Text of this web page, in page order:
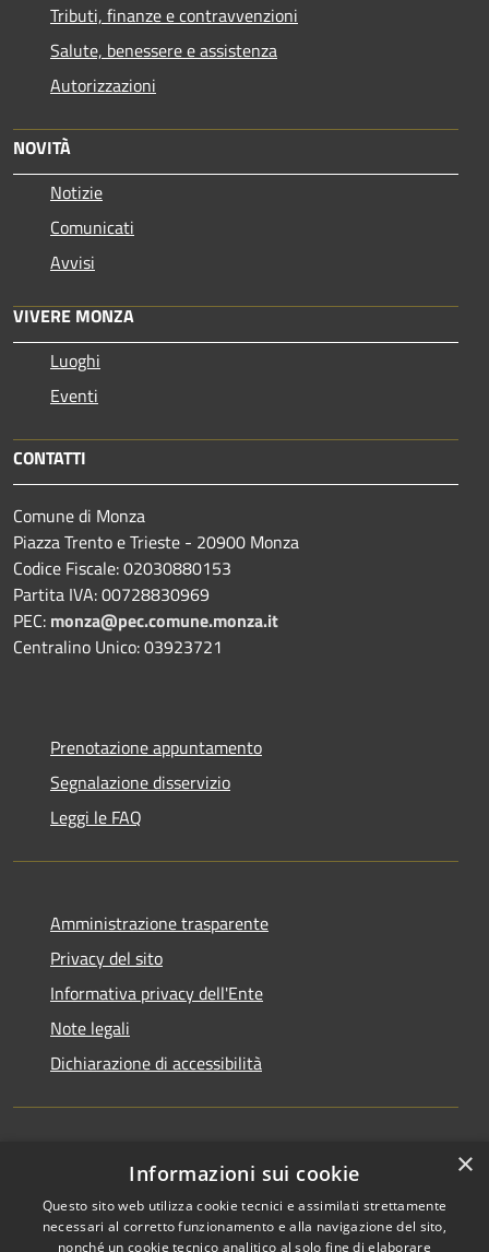
Tributi, finanze e contravvenzioni
Salute, benessere e assistenza
Autorizzazioni
NOVITÀ
Notizie
Comunicati
Avvisi
VIVERE MONZA
Luoghi
Eventi
CONTATTI
Comune di Monza
Piazza Trento e Trieste - 20900 Monza
Codice Fiscale: 02030880153
Partita IVA: 00728830969
PEC: monza@pec.comune.monza.it
Centralino Unico: 03923721
Prenotazione appuntamento
Segnalazione disservizio
Leggi le FAQ
Amministrazione trasparente
Privacy del sito
Informativa privacy dell'Ente
Note legali
Dichiarazione di accessibilità
Newsletter ×
Informazioni sui cookie
Questo sito web utilizza cookie tecnici e assimilati strettamente
necessari al corretto funzionamento e alla navigazione del sito,
nonché un cookie tecnico analitico al solo fine di elaborare